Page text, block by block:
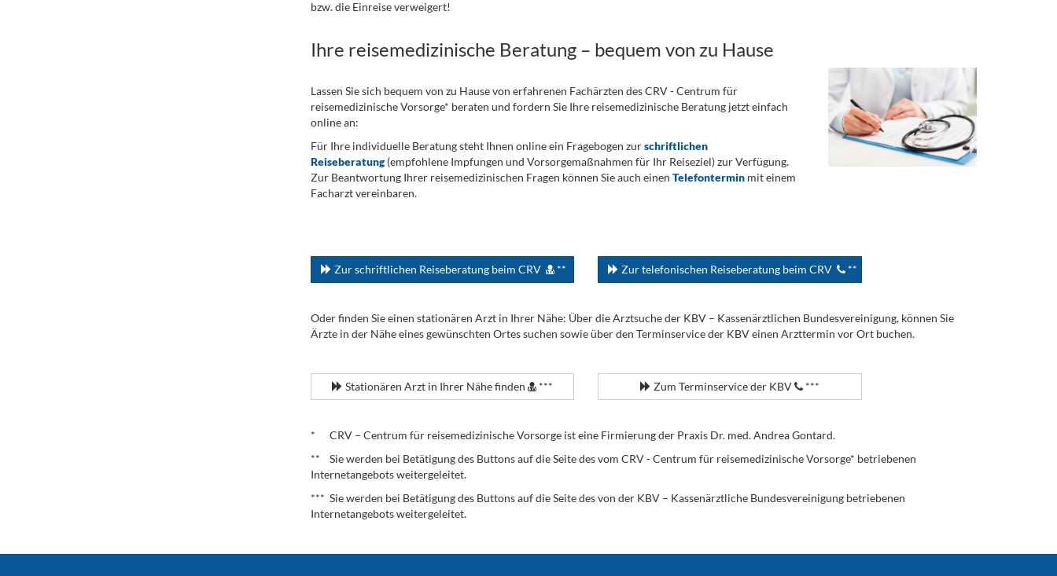
bzw. die Einreise verweigert!
Ihre reisemedizinische Beratung – bequem von zu Hause
Lassen Sie sich bequem von zu Hause von erfahrenen Fachärzten des CRV - Centrum für
reisemedizinische Vorsorge* beraten und fordern Sie Ihre reisemedizinische Beratung jetzt einfach
online an:
Für Ihre individuelle Beratung steht Ihnen online ein Fragebogen zurschriftlichen
Reiseberatung(empfohlene Impfungen und Vorsorgemaßnahmen für Ihr Reiseziel) zur Verfügung.
Zur Beantwortung Ihrer reisemedizinischen Fragen können Sie auch einen Telefonterminmit einem
Facharzt vereinbaren.
Zur schriftlichen Reiseberatung beim CRV ** Zur telefonischen Reiseberatung beim CRV **
Oder finden Sie einen stationären Arzt in Ihrer Nähe: Über die Arztsuche der KBV – Kassenärztlichen Bundesvereinigung, können Sie
Ärzte in der Nähe eines gewünschten Ortes suchen sowie über den Terminservice der KBV einen Arzttermin vor Ort buchen.
Stationären Arzt in Ihrer Nähe finden *** Zum Terminservice der KBV ***
* CRV – Centrum für reisemedizinische Vorsorge ist eine Firmierung der Praxis Dr. med. Andrea Gontard.
** Sie werden bei Betätigung des Buttons auf die Seite des vom CRV - Centrum für reisemedizinische Vorsorge* betriebenen
Internetangebots weitergeleitet.
*** Sie werden bei Betätigung des Buttons auf die Seite des von der KBV – Kassenärztliche Bundesvereinigung betriebenen
Internetangebots weitergeleitet.